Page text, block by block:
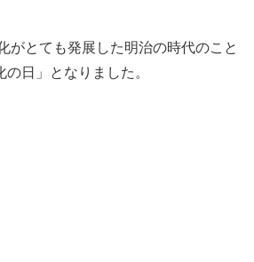
がとても発展した明治の時代のこと
日」となりました。